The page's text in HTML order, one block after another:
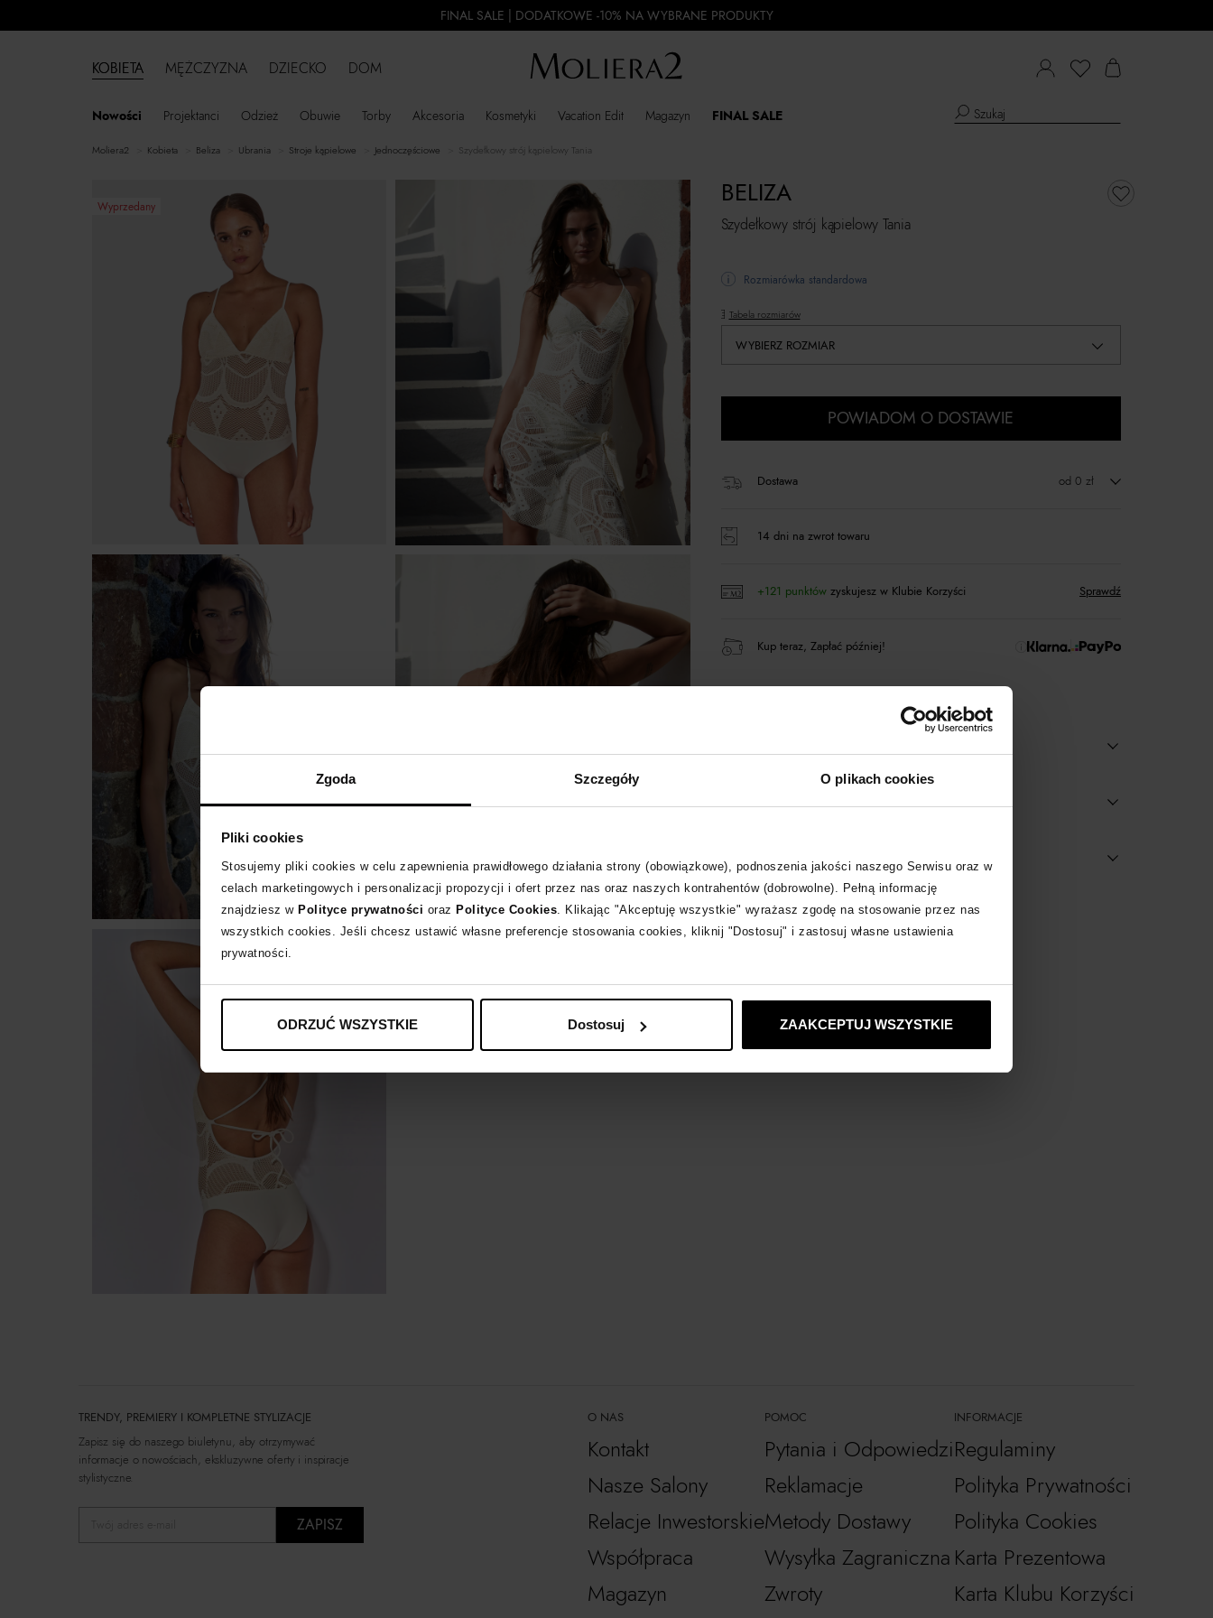
Zgoda Szczegóły O plikach cookies
Pliki cookies
Stosujemy pliki cookies w celu zapewnienia prawidłowego działania strony (obowiązkowe), podnoszenia jakości naszego Serwisu oraz w
celach marketingowych i personalizacji propozycji i ofert przez nas oraz naszych kontrahentów (dobrowolne). Pełną informację
znajdziesz w Polityce prywatności oraz Polityce Cookies . Klikając "Akceptuję wszystkie" wyrażasz zgodę na stosowanie przez nas
wszystkich cookies. Jeśli chcesz ustawić własne preferencje stosowania cookies, kliknij "Dostosuj" i zastosuj własne ustawienia
prywatności.
ODRZUĆ WSZYSTKIE Dostosuj ZAAKCEPTUJ WSZYSTKIE
FINAL SALE | DODATKOWE -10% NA WYBRANE PRODUKTY
KOBIETA
Nowości Projektanci Odzież Obuwie Torby Akcesoria Kosmetyki Vacation Edit Magazyn FINAL SALE
MĘŻCZYZNA DZIECKO DOM
moliera2 kobieta Beliza ubrania stroje kąpielowe jednoczęściowe Szydełkowy strój kąpielowy Tania
Wyprzedany
Szydełkowy strój kąpielowy Tania
BELIZA
Rozmiarówka standardowa
Tabela rozmiarów
WYBIERZ ROZMIAR
POWIADOM O DOSTAWIE
Dostawa od 0 zł
14 dni na zwrot towaru
+121 punktówzyskujesz w Klubie Korzyści Sprawdź
Kup teraz, Zapłać później!
BELIZAzobacz inne produkty
TRENDY, PREMIERY I KOMPLETNE STYLIZACJE
Zapisz się do naszego biuletynu, aby otrzymywać
informacje o nowościach, ekskluzywne oferty i inspiracje
stylistyczne.
ZAPISZ
O NAS
Kontakt
Nasze Salony
Relacje Inwestorskie
Współpraca
Magazyn
POMOC
Pytania i Odpowiedzi
Reklamacje
Metody Dostawy
Wysyłka Zagraniczna
Zwroty
INFORMACJE
Regulaminy
Polityka Prywatności
Polityka Cookies
Karta Prezentowa
Karta Klubu Korzyści